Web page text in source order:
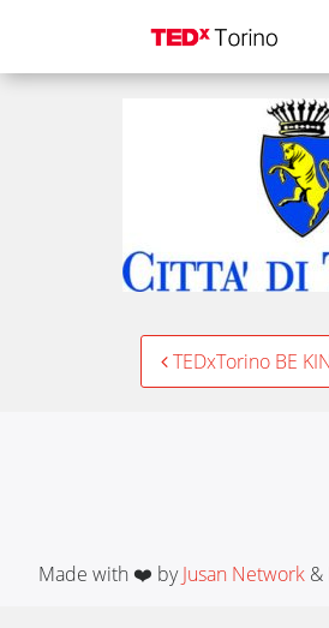
Logo Città
Post
TEDxTorino BE
Made with ❤️ byJusan Network &